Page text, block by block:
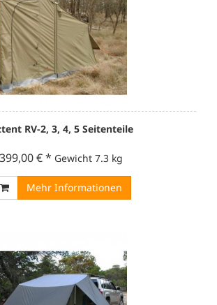
RV-2, 3, 4, 5 Seitenteile
399,00 €* Gewicht 7.3 kg
Mehr Informationen